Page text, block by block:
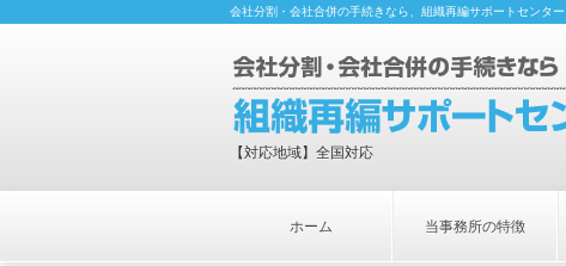
会社分割・会社合併の手続きなら、組織再編サポートセンター
【対応地域】全国対応
ホーム 当事務所の特徴